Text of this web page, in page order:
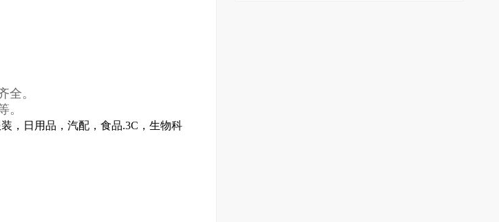
全。
。
，日用品，汽配，食品.3C ，生物科